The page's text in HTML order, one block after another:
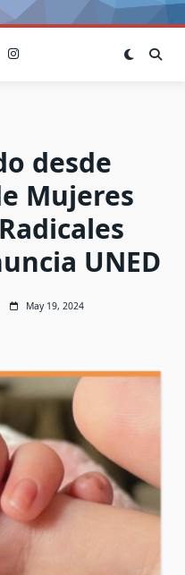
desde
Mujeres
UNED
May 19, 2024